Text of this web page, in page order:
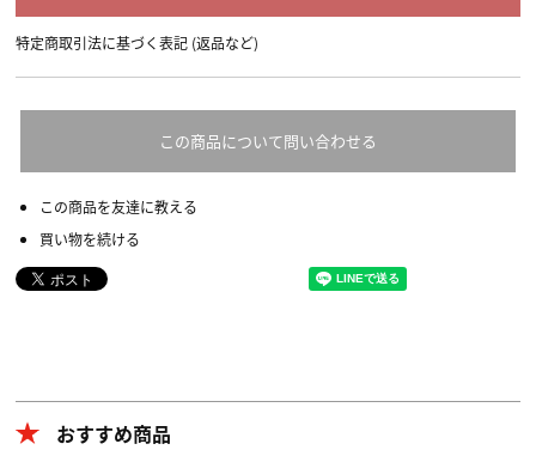
特定商取引法に基づく表記 (返品など)
この商品について問い合わせる
この商品を友達に教える
買い物を続ける
おすすめ商品